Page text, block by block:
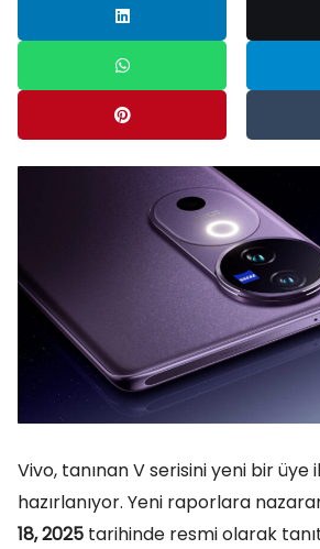
Vivo, tanınan V serisini yeni bir
hazırlanıyor. Yeni raporlara
18, 2025 tarihinde resmi olarak